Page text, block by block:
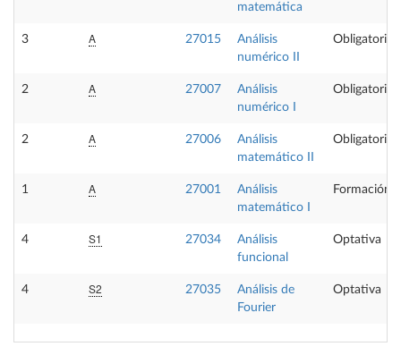
matemática
3 A 27015
Análisis
numérico II
Obligatoria
2 A 27007
Análisis
numérico I
Obligatoria
2 A 27006
Análisis
matemático II
Obligatoria
1 A 27001
Análisis
matemático I
Formación
4 S1 27034
Análisis
funcional
Optativa
4 S2 27035
Análisis de
Fourier
Optativa